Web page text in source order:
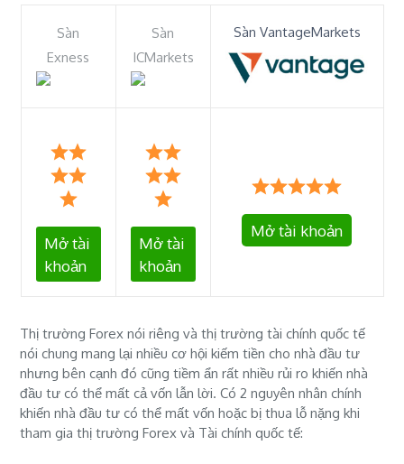
Sàn
Exness
Sàn
ICMarkets
Sàn VantageMarkets
Mở tài
khoản
Mở tài
khoản
Mở tài khoản
Thị trường Forex nói riêng và thị trường tài chính quốc tế
nói chung mang lại nhiều cơ hội kiếm tiền cho nhà đầu tư
nhưng bên cạnh đó cũng tiềm ẩn rất nhiều rủi ro khiến nhà
đầu tư có thể mất cả vốn lẫn lời. Có 2 nguyên nhân chính
khiến nhà đầu tư có thể mất vốn hoặc bị thua lỗ nặng khi
tham gia thị trường Forex và Tài chính quốc tế: